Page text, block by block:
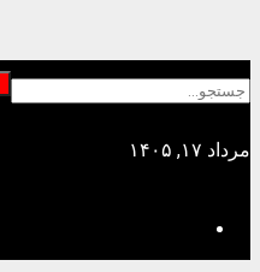
مرداد ۱۷, ۱۴۰۵